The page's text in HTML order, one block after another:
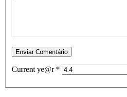
Current ye@r *